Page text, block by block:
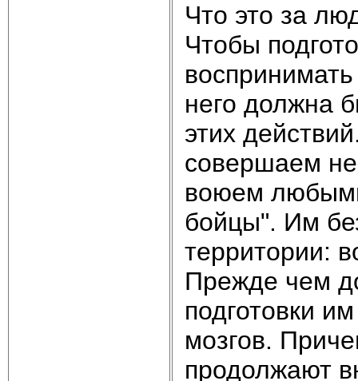
Что это за
Чтобы
него должна
этих
совершаем
воюем
бойцы". Им
территории:
Прежде чем
подготовки
мозгов.
продолжают